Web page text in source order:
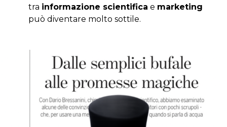
tra informazione scientifica e marketing
può diventare molto sottile.